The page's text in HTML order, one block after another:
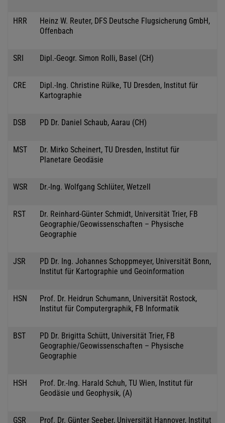
HRR
Heinz W. Reuter, DFS Deutsche Flugsicherung GmbH,
Offenbach
SRI Dipl.-Geogr. Simon Rolli, Basel (CH)
CRE
Dipl.-Ing. Christine Rülke, TU Dresden, Institut für
Kartographie
DSB PD Dr. Daniel Schaub, Aarau (CH)
MST
Dr. Mirko Scheinert, TU Dresden, Institut für
Planetare Geodäsie
WSR Dr.-Ing. Wolfgang Schlüter, Wetzell
RST
Dr. Reinhard-Günter Schmidt, Universität Trier, FB
Geographie/Geowissenschaften – Physische
Geographie
JSR
PD Dr. Ing. Johannes Schoppmeyer, Universität Bonn,
Institut für Kartographie und Geoinformation
HSN
Prof. Dr. Heidrun Schumann, Universität Rostock,
Institut für Computergraphik, FB Informatik
BST
PD Dr. Brigitta Schütt, Universität Trier, FB
Geographie/Geowissenschaften – Physische
Geographie
HSH
Prof. Dr.-Ing. Harald Schuh, TU Wien, Institut für
Geodäsie und Geophysik, (A)
GSR
Prof. Dr. Günter Seeber, Universität Hannover, Institut